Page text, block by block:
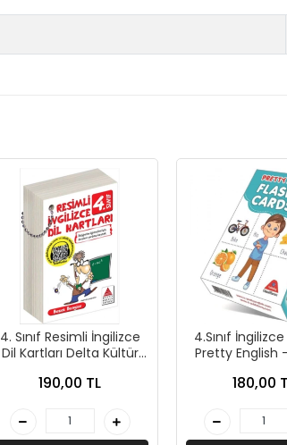
+
+
+
4. Sınıf Resimli İngilizce
Dil Kartları Delta Kültür
190,00 TL
4.Sınıf
Pretty English
180,00